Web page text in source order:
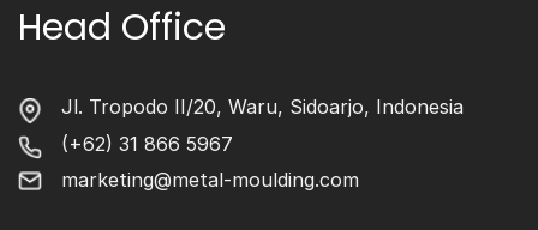
Head Office
Jl. Tropodo II/20, Waru, Sidoarjo, Indonesia
(+62) 31 866 5967
marketing@metal-moulding.com